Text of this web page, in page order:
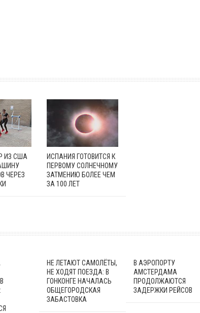
ИЗ США
ЧЕРЕЗ
ИСПАНИЯ ГОТОВИТСЯ К
ПЕРВОМУ СОЛНЕЧНОМУ
ЗАТМЕНИЮ БОЛЕЕ ЧЕМ
ЗА 100 ЛЕТ
НЕ ЛЕТАЮТ САМОЛЁТЫ,
НЕ ХОДЯТ ПОЕЗДА: В
ГОНКОНГЕ НАЧАЛАСЬ
ОБЩЕГОРОДСКАЯ
ЗАБАСТОВКА
В АЭРОПОРТУ
АМСТЕРДАМА
ПРОДОЛЖАЮТСЯ
ЗАДЕРЖКИ РЕЙСОВ